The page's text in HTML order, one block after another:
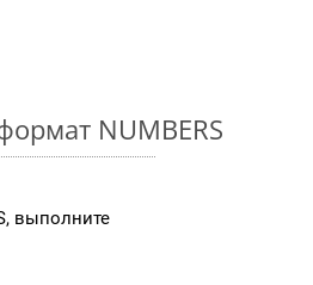
NUMBERS
выполните